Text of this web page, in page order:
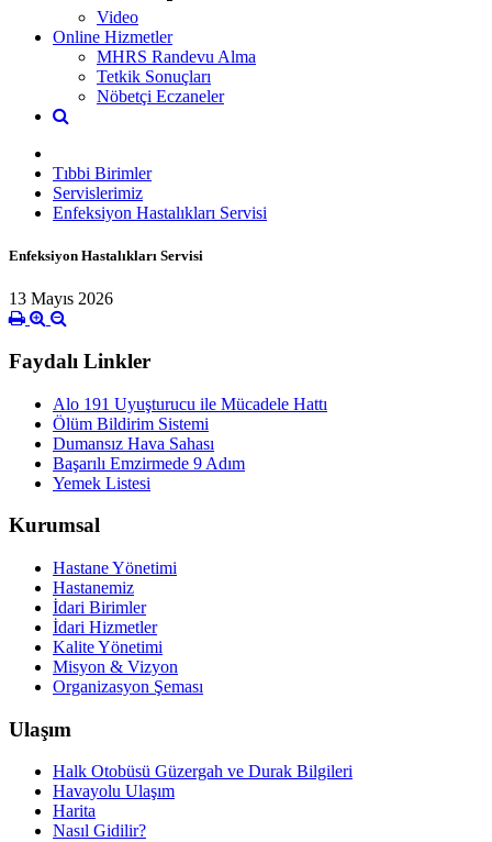
Video
Online Hizmetler
MHRS Randevu Alma
Tetkik Sonuçları
Nöbetçi Eczaneler
Tıbbi Birimler
Servislerimiz
Enfeksiyon Hastalıkları Servisi
Enfeksiyon Hastalıkları Servisi
13 Mayıs 2026
Faydalı Linkler
Alo 191 Uyuşturucu ile Mücadele Hattı
Ölüm Bildirim Sistemi
Dumansız Hava Sahası
Başarılı Emzirmede 9 Adım
Yemek Listesi
Kurumsal
Hastane Yönetimi
Hastanemiz
İdari Birimler
İdari Hizmetler
Kalite Yönetimi
Misyon & Vizyon
Organizasyon Şeması
Ulaşım
Halk Otobüsü Güzergah ve Durak Bilgileri
Havayolu Ulaşım
Harita
Nasıl Gidilir?